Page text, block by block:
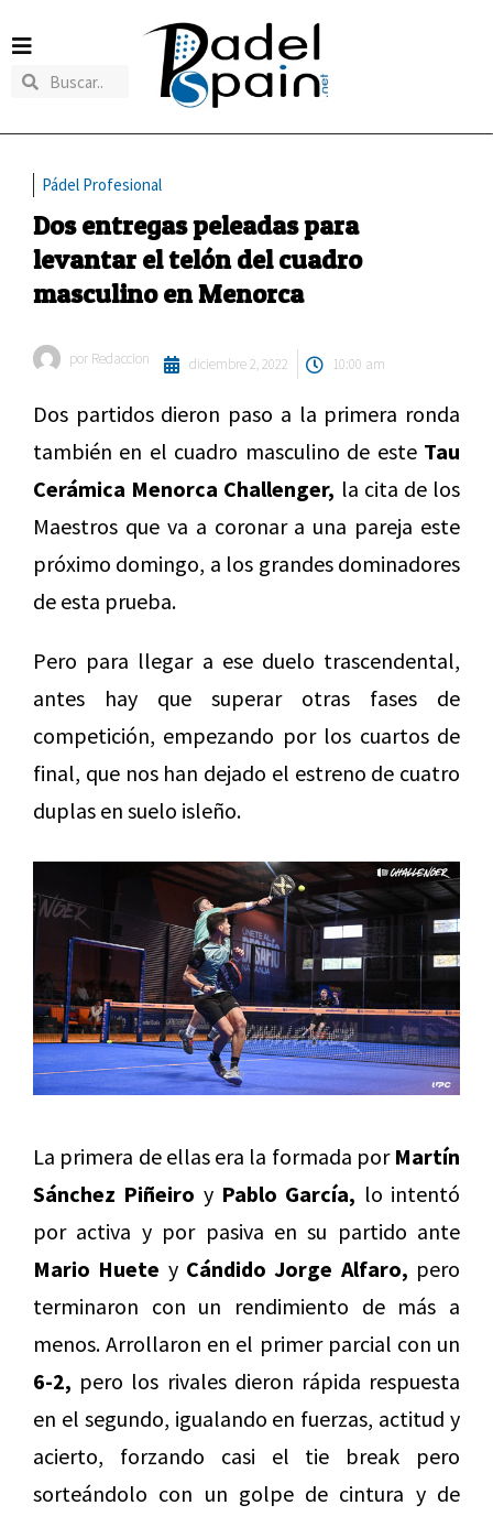
Pádel Profesional
Dos entregas peleadas para
levantar el telón del cuadro
masculino en Menorca
por Redaccion diciembre 2, 2022 10:00 am
Dos partidos dieron paso a la primera ronda
también en el cuadro masculino de este Tau
Cerámica Menorca Challenger, la cita de los
Maestros que va a coronar a una pareja este
próximo domingo, a los grandes dominadores
de esta prueba.
Pero para llegar a ese duelo trascendental,
antes hay que superar otras fases de
competición, empezando por los cuartos de
final, que nos han dejado el estreno de cuatro
duplas en suelo isleño.
La primera de ellas era la formada por Martín
Sánchez Piñeiro y Pablo García, lo intentó
por activa y por pasiva en su partido ante
Mario Huete y Cándido Jorge Alfaro, pero
terminaron con un rendimiento de más a
menos. Arrollaron en el primer parcial con un
6-2, pero los rivales dieron rápida respuesta
en el segundo, igualando en fuerzas, actitud y
acierto, forzando casi el tie break pero
sorteándolo con un golpe de cintura y de